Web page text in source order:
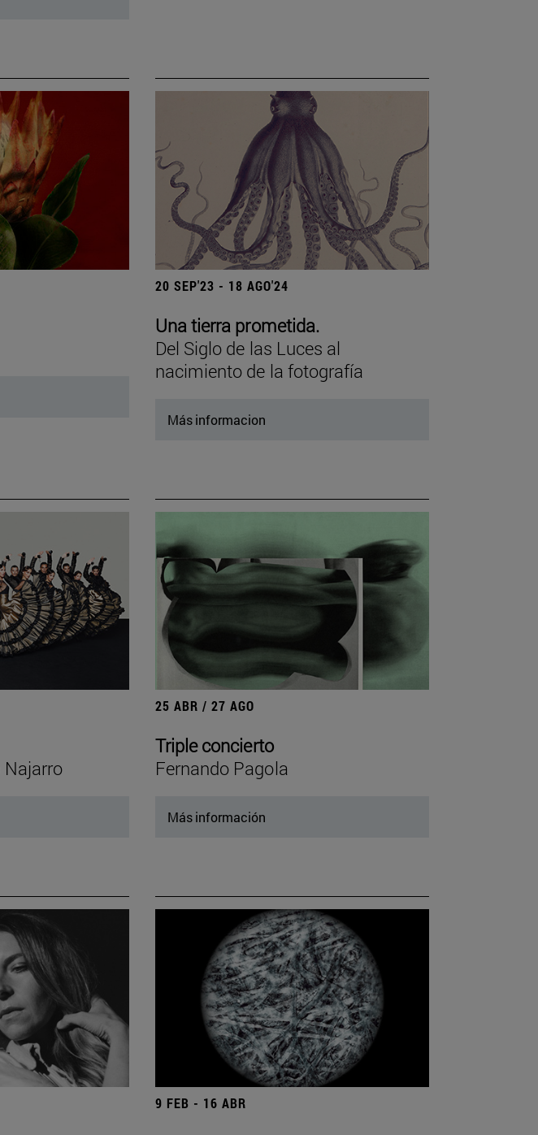
20 SEP'23 - 18 AGO'24
Una tierra prometida.
Del Siglo de las Luces al
nacimiento de la fotografía
Más informacion
25 ABR / 27 AGO
Triple concierto
Fernando Pagola
Más información
9 FEB - 16 ABR